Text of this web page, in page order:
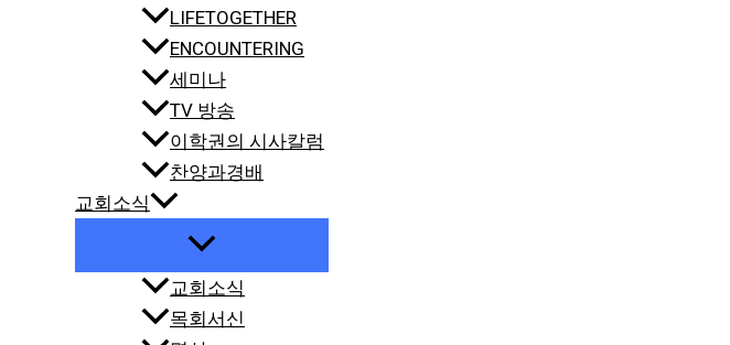
LIFETOGETHER
ENCOUNTERING
세미나
TV 방송
이학권의 시사칼럼
찬양과경배
교회소식
교회소식
목회서신